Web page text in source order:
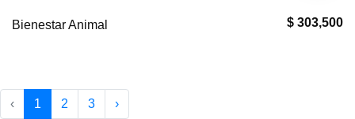
$ 303,500
Bienestar Animal
‹ 1 2 3 ›